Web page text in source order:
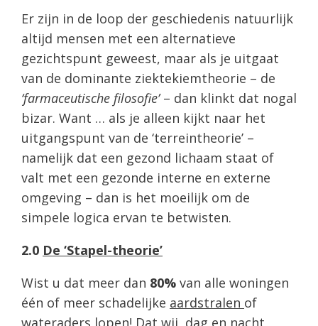
Er zijn in de loop der geschiedenis natuurlijk
altijd mensen met een alternatieve
gezichtspunt geweest, maar als je uitgaat
van de dominante ziektekiemtheorie – de
‘farmaceutische filosofie’– dan klinkt dat nogal
bizar. Want … als je alleen kijkt naar het
uitgangspunt van de ‘terreintheorie’ –
namelijk dat een gezond lichaam staat of
valt met een gezonde interne en externe
omgeving – dan is het moeilijk om de
simpele logica ervan te betwisten.
2.0 De ‘Stapel-theorie’
Wist u dat meer dan 80% van alle woningen
één of meer schadelijke aardstralen of
wateraders lopen! Dat wij, dag en nacht,